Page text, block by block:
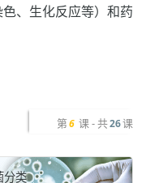
、生化反应等）和药
第 6 课 - 共26课
分类